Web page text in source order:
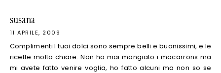
susana
11 APRILE, 2009
Complimenti I tuoi dolci sono sempre belli e buonissimi, e le
ricette molto chiare. Non ho mai mangiato i macarrons ma
mi avete fatto venire voglia, ho fatto alcuni ma non so se